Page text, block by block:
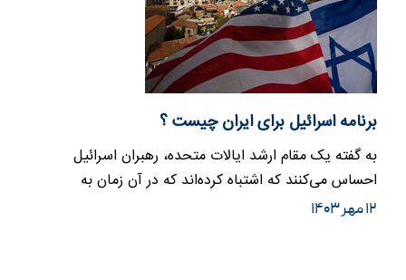
برنامه اسرائیل برای ایران چیست ؟
به گفته یک مقام ارشد ایالات متحده، رهبران اسرائیل
احساس می‌کنند که اشتباه کرده‌اند که در آن زمان به
توصیه‌های کاخ سفید…
۱۲ مهر ۱۴۰۳